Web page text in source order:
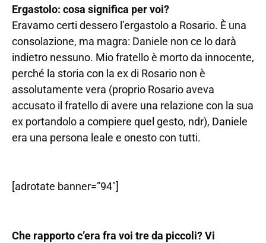
Ergastolo: cosa significa per voi?
Eravamo certi dessero l’ergastolo a Rosario. È una
consolazione, ma magra: Daniele non ce lo darà
indietro nessuno. Mio fratello è morto da innocente,
perché la storia con la ex di Rosario non è
assolutamente vera (proprio Rosario aveva
accusato il fratello di avere una relazione con la sua
ex portandolo a compiere quel gesto, ndr), Daniele
era una persona leale e onesto con tutti.
[adrotate banner=”94″]
Che rapporto c’era fra voi tre da piccoli? Vi